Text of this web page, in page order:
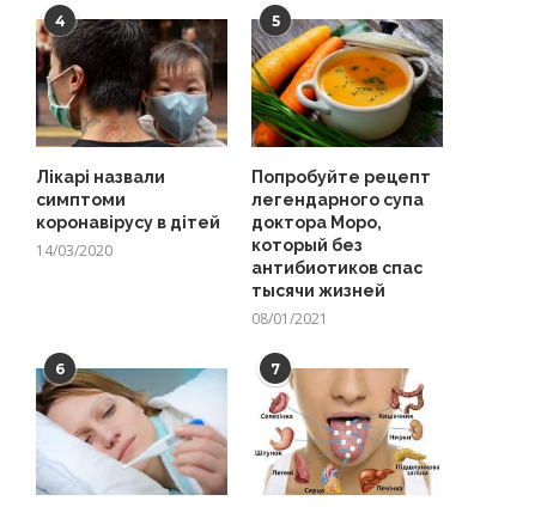
4
Лікарі назвали
симптоми
коронавірусу в дітей
14/03/2020
5
Попробуйте рецепт
легендарного супа
доктора Моро,
который без
антибиотиков спас
тысячи жизней
08/01/2021
6 7